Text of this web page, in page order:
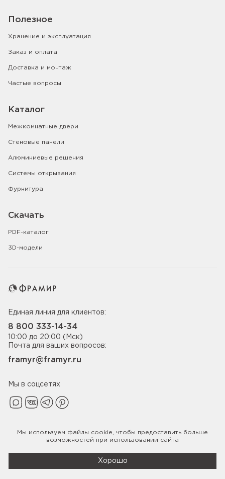
Полезное
Хранение и эксплуатация
Заказ и оплата
Доставка и монтаж
Частые вопросы
Каталог
Межкомнатные двери
Стеновые панели
Алюминиевые решения
Системы открывания
Фурнитура
Скачать
PDF-каталог
3D-модели
Единая линия для клиентов:
8 800 333-14-34
10:00 до 20:00 (Мск)
Почта для ваших вопросов:
framyr@framyr.ru
Мы в соцсетях
Политика конфиденциальности
Мы используем файлы cookie , чтобы предоставить больше
возможностей при использовании сайта
Хорошо